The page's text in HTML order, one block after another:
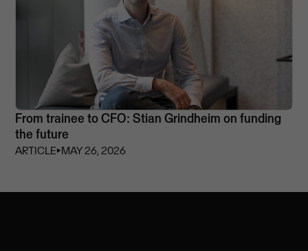
From trainee to CFO: Stian Grindheim on funding
the future
ARTICLE⏵MAY 26, 2026